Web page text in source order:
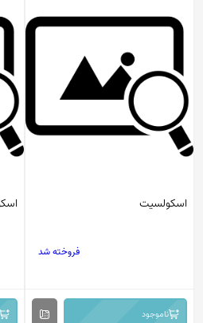
اسکولسیت
فروخته شد
ناموجود